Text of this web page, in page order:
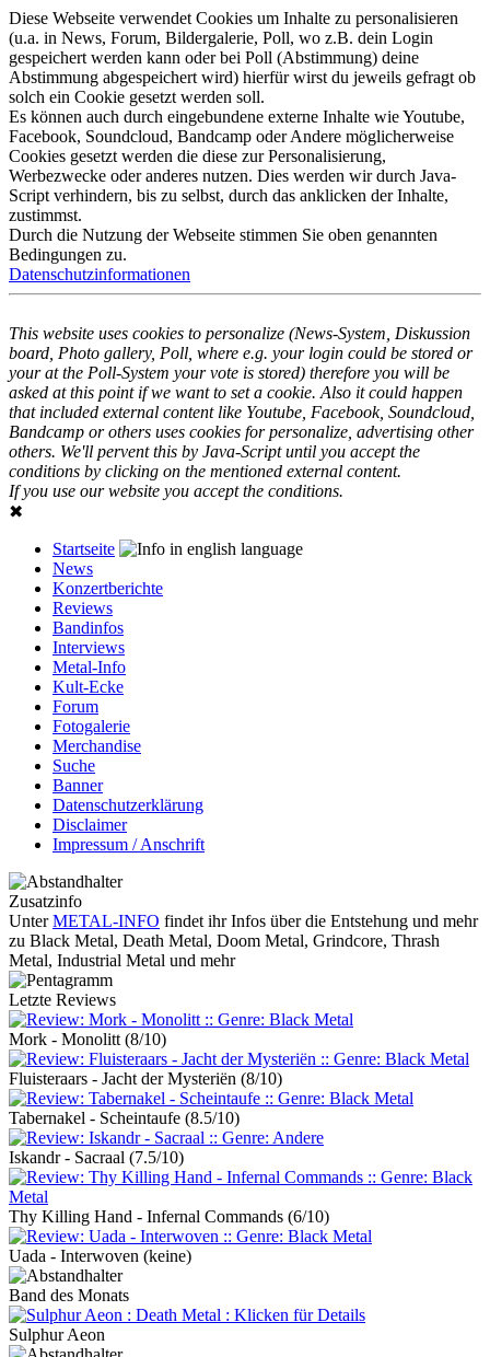
Diese Webseite verwendet Cookies um Inhalte zu personalisieren
(u.a. in News, Forum, Bildergalerie, Poll, wo z.B. dein Login
gespeichert werden kann oder bei Poll (Abstimmung) deine
Abstimmung abgespeichert wird) hierfür wirst du jeweils gefragt ob
solch ein Cookie gesetzt werden soll.
Es können auch durch eingebundene externe Inhalte wie Youtube,
Facebook, Soundcloud, Bandcamp oder Andere möglicherweise
Cookies gesetzt werden die diese zur Personalisierung,
Werbezwecke oder anderes nutzen. Dies werden wir durch Java-
Script verhindern, bis zu selbst, durch das anklicken der Inhalte,
zustimmst.
Durch die Nutzung der Webseite stimmen Sie oben genannten
Bedingungen zu.
Datenschutzinformationen
This website uses cookies to personalize (News-System, Diskussion
board, Photo gallery, Poll, where e.g. your login could be stored or
your at the Poll-System your vote is stored) therefore you will be
asked at this point if we want to set a cookie. Also it could happen
that included external content like Youtube, Facebook, Soundcloud,
Bandcamp or others uses cookies for personalize, advertising other
others. We'll pervent this by Java-Script until you accept the
conditions by clicking on the mentioned external content.
If you use our website you accept the conditions.
✖
Startseite
News
Konzertberichte
Reviews
Bandinfos
Interviews
Metal-Info
Kult-Ecke
Forum
Fotogalerie
Merchandise
Suche
Banner
Datenschutzerklärung
Disclaimer
Impressum / Anschrift
Zusatzinfo
UnterMETAL-INFO findet ihr Infos über die Entstehung und mehr
zu Black Metal, Death Metal, Doom Metal, Grindcore, Thrash
Metal, Industrial Metal und mehr
Letzte Reviews
Mork - Monolitt (8/10)
Fluisteraars - Jacht der Mysteriën (8/10)
Tabernakel - Scheintaufe (8.5/10)
Iskandr - Sacraal (7.5/10)
Thy Killing Hand - Infernal Commands (6/10)
Uada - Interwoven (keine)
Band des Monats
Sulphur Aeon